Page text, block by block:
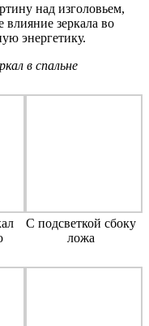
над изголовьем,
влияние зеркала во
энергетику.
в спальне
C подсветкой сбоку
ложа